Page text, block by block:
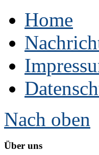
Home
Nach oben
Über uns